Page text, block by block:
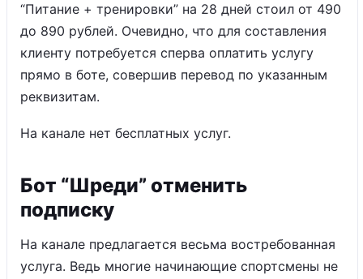
“Питание + тренировки” на 28 дней стоил от 490
до 890 рублей. Очевидно, что для составления
клиенту потребуется сперва оплатить услугу
прямо в боте, совершив перевод по указанным
реквизитам.
На канале нет бесплатных услуг.
Бот “Шреди” отменить
подписку
На канале предлагается весьма востребованная
услуга. Ведь многие начинающие спортсмены не